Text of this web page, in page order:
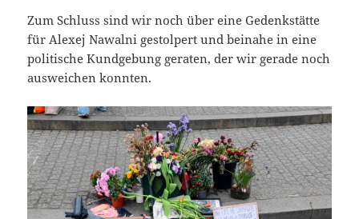
Zum Schluss sind wir noch über eine Gedenkstätte
für Alexej Nawalni gestolpert und beinahe in eine
politische Kundgebung geraten, der wir gerade noch
ausweichen konnten.